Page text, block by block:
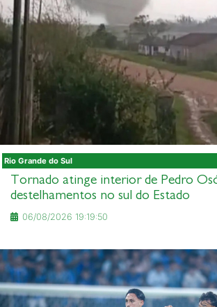
Rio Grande do Sul
Tornado atinge interior de Pedro
destelhamentos no sul do Estado
06/08/2026 19:19:50